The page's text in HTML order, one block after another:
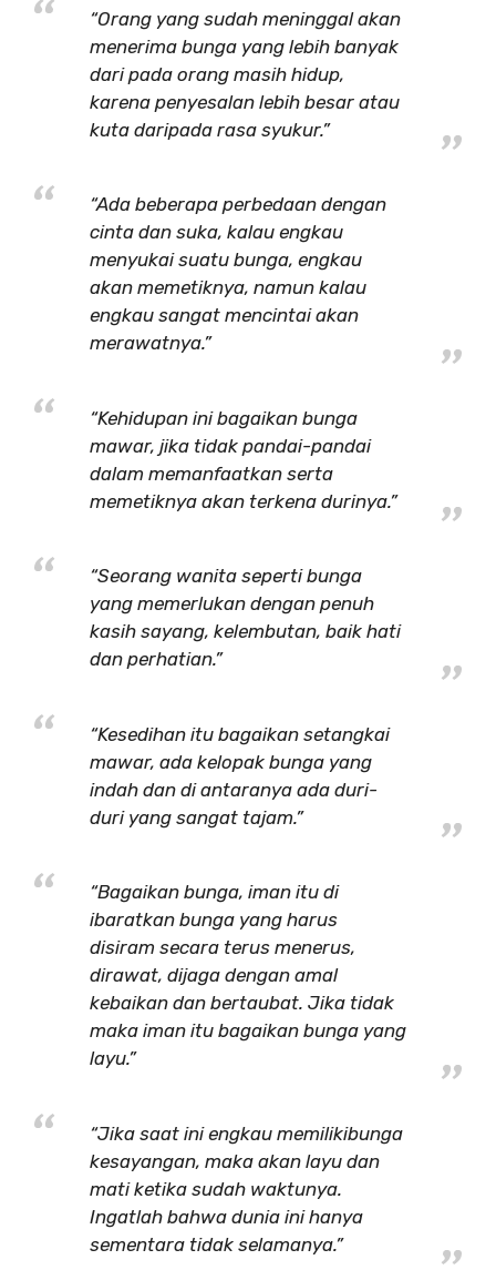
“Orang yang sudah meninggal akan
menerima bunga yang lebih banyak
dari pada orang masih hidup,
karena penyesalan lebih besar atau
kuta daripada rasa syukur.”
“Ada beberapa perbedaan dengan
cinta dan suka, kalau engkau
menyukai suatu bunga, engkau
akan memetiknya, namun kalau
engkau sangat mencintai akan
merawatnya.”
“Kehidupan ini bagaikan bunga
mawar, jika tidak pandai-pandai
dalam memanfaatkan serta
memetiknya akan terkena durinya.”
“Seorang wanita seperti bunga
yang memerlukan dengan penuh
kasih sayang, kelembutan, baik hati
dan perhatian.”
“Kesedihan itu bagaikan setangkai
mawar, ada kelopak bunga yang
indah dan di antaranya ada duri-
duri yang sangat tajam.”
“Bagaikan bunga, iman itu di
ibaratkan bunga yang harus
disiram secara terus menerus,
dirawat, dijaga dengan amal
kebaikan dan bertaubat. Jika tidak
maka iman itu bagaikan bunga yang
layu.”
“Jika saat ini engkau memilikibunga
kesayangan, maka akan layu dan
mati ketika sudah waktunya.
Ingatlah bahwa dunia ini hanya
sementara tidak selamanya.”